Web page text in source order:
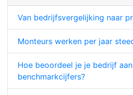
Van bedrijfsvergelijking naar
Monteurs werken per jaar
Hoe beoordeel je je bedrijf
benchmarkcijfers?